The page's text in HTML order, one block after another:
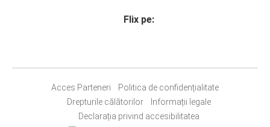
Flix pe:
Acces Parteneri
Politica de confidențialitate
Drepturile călătorilor
Informații legale
Declarația privind accesibilitatea